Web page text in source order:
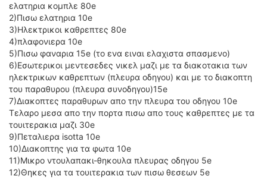
ελατηρια κομπλε 80e
2)Πισω ελατηρια 10e
3)Ηλεκτρικοι καθρεπτες 80e
4)πλαφονιερα 10e
5)Πισω φαναρια 15e (το ενα ειναι ελαχιστα σπασμενο)
6)Εσωτερικοι μεντεσεδες νικελ μαζι με τα διακοτακια των
ηλεκτρικων καθρεπτων (πλευρα οδηγου) και με το διακοπτη
του παραθυρου (πλευρα συνοδηγου)15e
7)Διακοπτες παραθυρων απο την πλευρα του οδηγου 10e
Τελαρο μεσα απο την πορτα πισω απο τους καθρεπτες με τα
τουιτερακια μαζι 30e
9)Πεταλιερα isotta 10e
10)Διακοπτης για τα φωτα 10e
11)Μικρο ντουλαπακι-θηκουλα πλευρας οδηγου 5e
12)Θηκες για τα τουιτερακια των πισω θεσεων 5e